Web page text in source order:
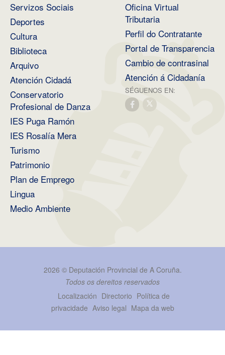
Servizos Sociais
Deportes
Cultura
Biblioteca
Arquivo
Atención Cidadá
Conservatorio
Profesional de Danza
IES Puga Ramón
IES Rosalía Mera
Turismo
Patrimonio
Plan de Emprego
Lingua
Medio Ambiente
Oficina Virtual
Tributaria
Perfil do Contratante
Portal de Transparencia
Cambio de contrasinal
Atención á Cidadanía
SÉGUENOS EN:
2026 © Deputación Provincial de A Coruña.
Todos os dereitos reservados
Localización Directorio Política de
privacidade Aviso legal Mapa da web